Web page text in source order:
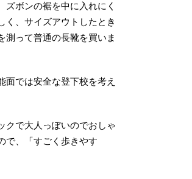
ボンの裾を中に入れにく
く、サイズアウトしたとき
測って普通の長靴を買いま
面では安全な登下校を考え
クで大人っぽいのでおしゃ
で、「すごく歩きやす